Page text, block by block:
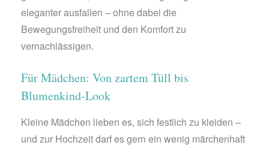
eleganter ausfallen – ohne dabei die
Bewegungsfreiheit und den Komfort zu
vernachlässigen.
Für Mädchen: Von zartem Tüll bis
Blumenkind-Look
Kleine Mädchen lieben es, sich festlich zu kleiden –
und zur Hochzeit darf es gern ein wenig märchenhaft